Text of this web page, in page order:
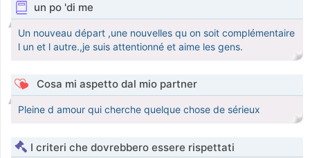
un po 'di me
Un nouveau départ ,une nouvelles qu on soit complémentaire
l un et l autre.,je suis attentionné et aime les gens.
Cosa mi aspetto dal mio partner
Pleine d amour qui cherche quelque chose de sérieux
I criteri che dovrebbero essere rispettati